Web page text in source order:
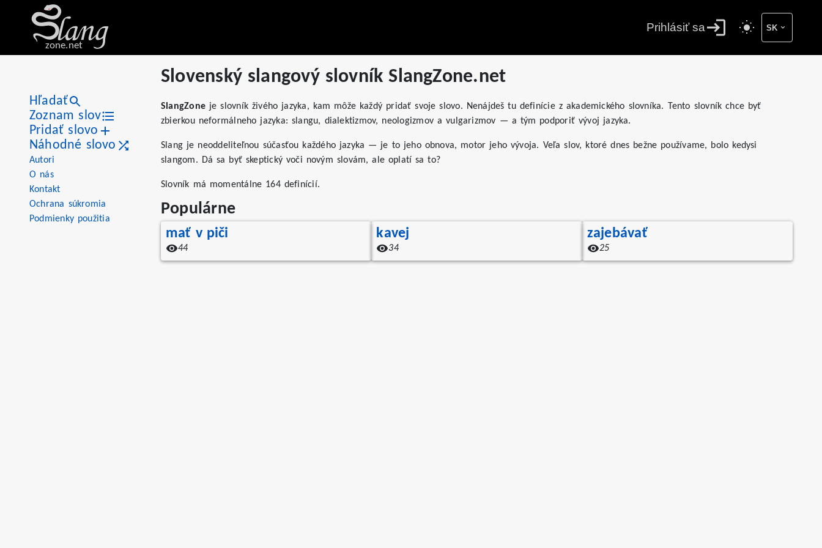
zone.net
Prihlásiť sa SK
Hľadať
Zoznam slov
Pridať slovo
Náhodné slovo
Autori
O nás
Kontakt
Ochrana súkromia
Podmienky použitia
Slovenský slangový slovník SlangZone.net
SlangZone je slovník živého jazyka, kam môže každý pridať svoje slovo. Nenájdeš tu definície z akademického slovníka. Tento slovník chce byť
zbierkou neformálneho jazyka: slangu, dialektizmov, neologizmov a vulgarizmov — a tým podporiť vývoj jazyka.
Slang je neoddeliteľnou súčasťou každého jazyka — je to jeho obnova, motor jeho vývoja. Veľa slov, ktoré dnes bežne používame, bolo kedysi
slangom. Dá sa byť skeptický voči novým slovám, ale oplatí sa to?
Slovník má momentálne 164 definícií.
Populárne
mať v piči
44
kavej
34
zajebávať
25